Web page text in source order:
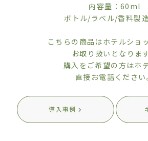
内容量：60ml
ボトル/ラベル/香料製
こちらの商品はホテルショ
お取り扱いとなります
購入をご希望の方はホ
直接お電話ください
導入事例